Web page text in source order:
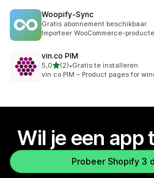
Woopify‑Sync
Gratis abonnement beschikbaar
Importeer WooCommerce-
vin.co PIM
5,0van 5 sterren
(2)
2 recensies in totaal
•Gratis te installeren
vin.co PIM – Product pages for
Wil je een app
Probeer Shopify 3